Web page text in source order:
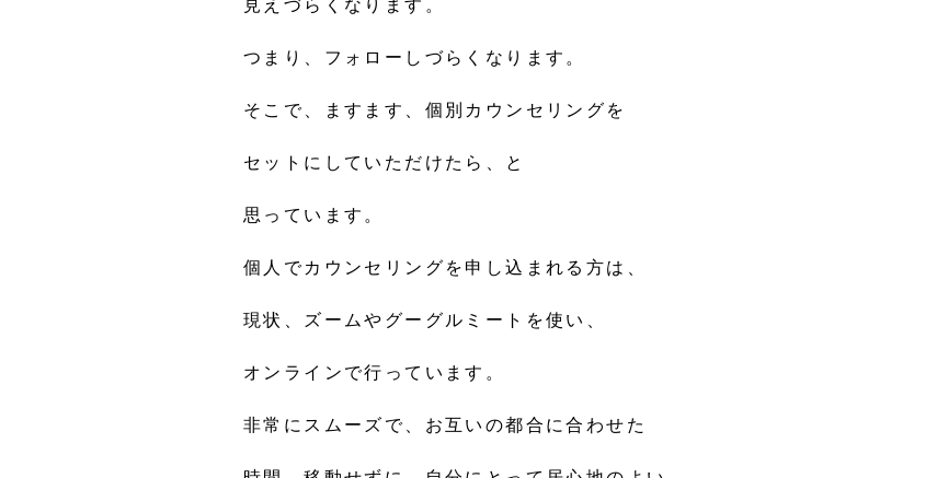
見えづらくなります。
つまり、フォローしづらくなります。
そこで、ますます、個別カウンセリングを
セットにしていただけたら、と
思っています。
個人でカウンセリングを申し込まれる方は、
現状、ズームやグーグルミートを使い、
オンラインで行っています。
非常にスムーズで、お互いの都合に合わせた